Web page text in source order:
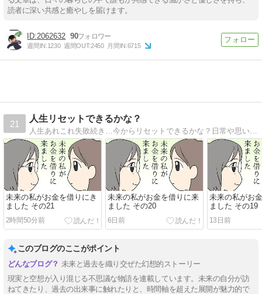
読者に深い共感と癒やしを届けます。
2062632 90
週間IN:1230 週間OUT:2450 月間IN:6715
21
人生リセットできるかな？
未来の私がお金を借りにき
ました その21
2時間50分前
未来の私がお金を借りに来
ました その20
6日前
未来の私がお
ました その19
13日前
このブログのここがポイント
未来と過去を織り交ぜた幻想的ストーリー
現実と空想が入り混じる不思議な物語を連載しています。未来の自分が訪
ねてきたり、過去の出来事に触れたりと、時間軸を超えた展開が魅力的で